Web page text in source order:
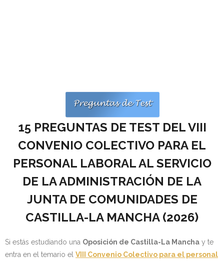
- OPOSICIÓN Administrativo del Estado - 2024
- Seguridad Social
- - OPOSICIÓN Administrativo Seguridad Social – 2025
- - OPOSICIÓN Administrativo Seguridad Social - 2024
- - OPOSICIÓN Administrativo SAS – 2025
15 PREGUNTAS DE TEST DEL VIII
CONVENIO COLECTIVO PARA EL
PERSONAL LABORAL AL SERVICIO
DE LA ADMINISTRACIÓN DE LA
JUNTA DE COMUNIDADES DE
CASTILLA-LA MANCHA (2026)
Si estás estudiando una Oposición de Castilla-La Mancha y te
entra en el temario el VIII Convenio Colectivo para el personal